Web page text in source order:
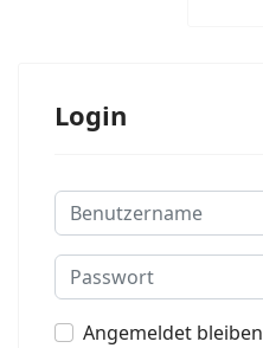
Login
Benutzername
Passwort
Angemeldet bleiben